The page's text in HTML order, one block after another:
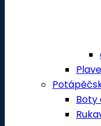
Boty